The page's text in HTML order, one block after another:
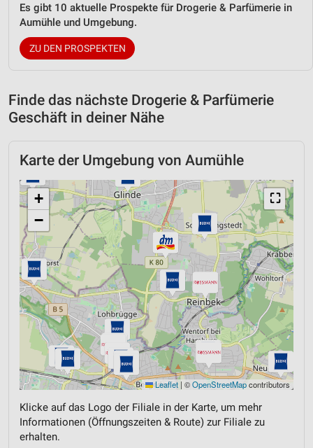
Es gibt 10 aktuelle Prospekte für Drogerie & Parfümerie in
Aumühle und Umgebung.
ZU DEN PROSPEKTEN
Finde das nächste Drogerie & Parfümerie
Geschäft in deiner Nähe
Karte der Umgebung von Aumühle
⛶
+
−
Leaflet | ©OpenStreetMapcontributors
Klicke auf das Logo der Filiale in der Karte, um mehr
Informationen (Öffnungszeiten & Route) zur Filiale zu
erhalten.